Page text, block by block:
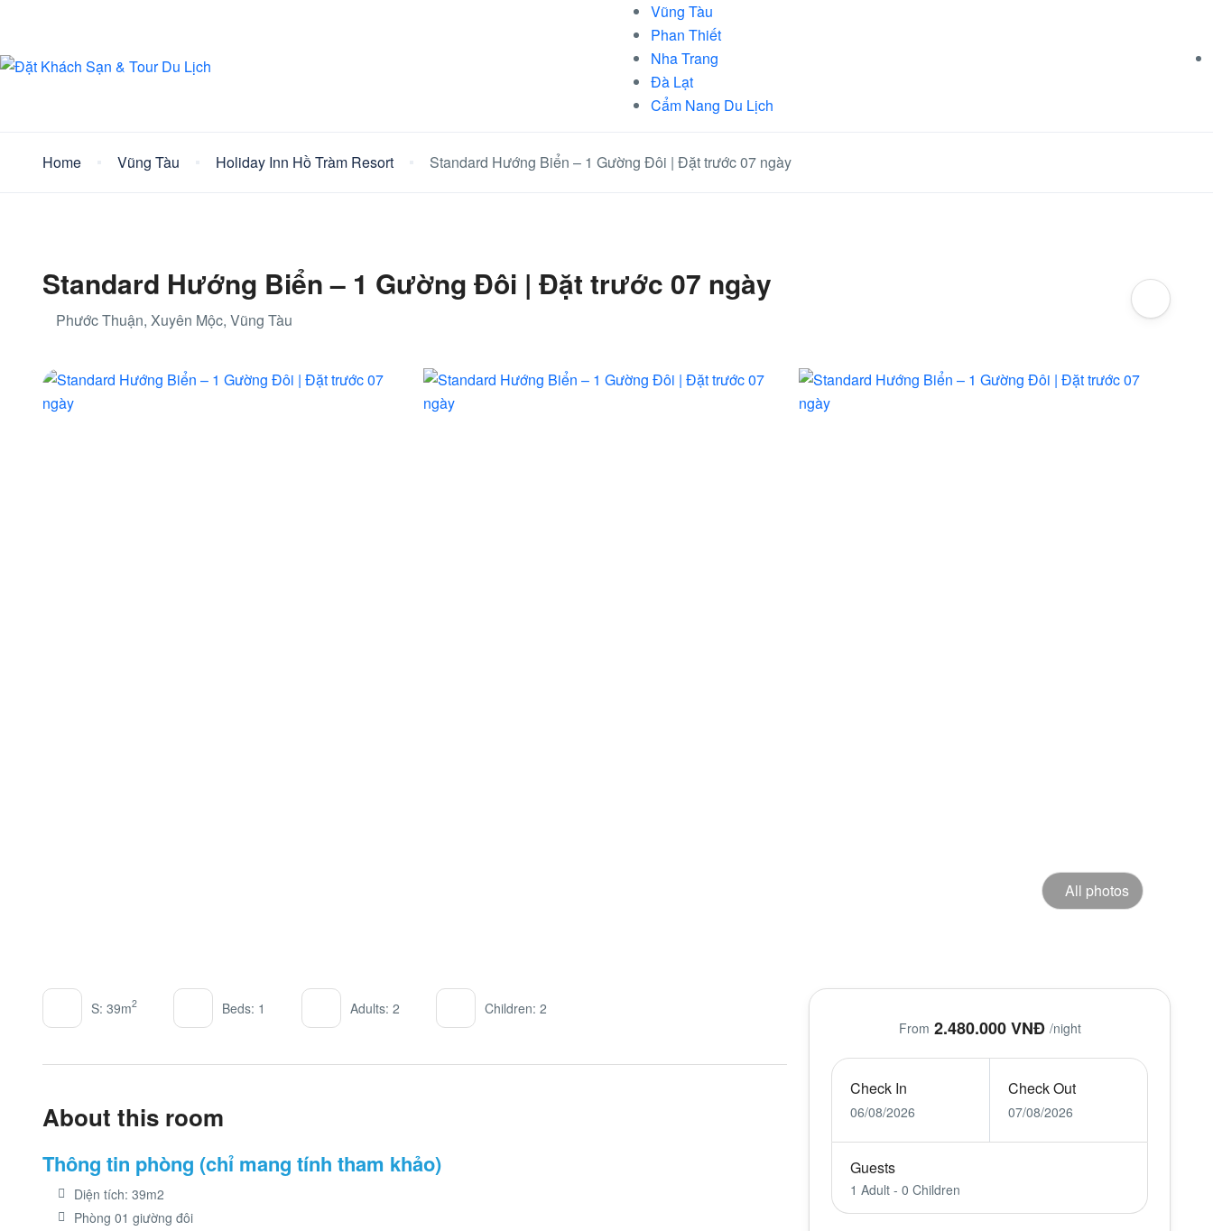
Vũng Tàu
Phan Thiết
Nha Trang
Đà Lạt
Cẩm Nang Du Lịch
Home Vũng Tàu Holiday Inn Hồ Tràm Resort Standard Hướng Biển – 1 Gường Đôi | Đặt trước 07 ngày
Standard Hướng Biển – 1 Gường Đôi | Đặt trước 07 ngày
Phước Thuận, Xuyên Mộc, Vũng Tàu
All photos
S: 39m2 Beds: 1 Adults: 2 Children: 2
About this room
Thông tin phòng (chỉ mang tính tham khảo)
Diện tích: 39m2
Phòng 01 giường đôi
From 2.480.000 VNĐ /night
Check In
06/08/2026
Check Out
07/08/2026
Guests
1 Adult -0 Children